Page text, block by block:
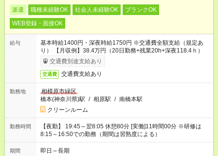
派遣 職種未経験OK 社会人未経験OK
ブランクOK
WEB登録・面接OK
給与
基本時給1400円・深夜時給1750円 ※交通費全額支給（規定あ
り） 【月収例】38.4万円（20日勤務+残業20h+深夜118.4ｈ）
交通費別途支給あり
交通費 交通費支給あり
勤務地
相模原市緑区
橋本(神奈川県)駅 / 相原駅 / 南橋本駅
クリーンルーム
勤務時間
【夜勤】 19:45～翌8:05 休憩80分 [実働]11時間00分 ※研修は
8:15～16:50での勤務（期間は習熟度による）
期間 即日～長期